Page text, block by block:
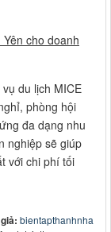
cho doanh
du lịch MICE
phòng hội
đa dạng nhu
nghiệp sẽ giúp
với chi phí tối
bientapthanhnha